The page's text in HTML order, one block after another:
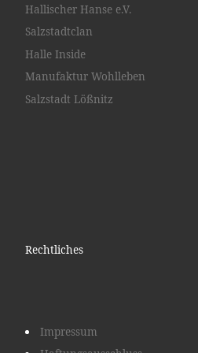
Hallischer Hanse e.V.
Salzstadtclan
Halle Inside
Manufaktur Wohlleben
Salzstadt Lößnitz
Rechtliches
Impressum